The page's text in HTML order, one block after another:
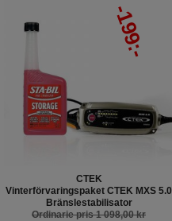
-199:-
CTEK
Vinterförvaringspaket CTEK MXS 5.0
Bränslestabilisator
Ordinarie pris 1 098,00 kr